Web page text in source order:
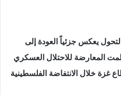
يعكس جزئياً العودة إلى
المعارضة للاحتلال العسكري
غزة خلال الانتفاضة الفلسطينية